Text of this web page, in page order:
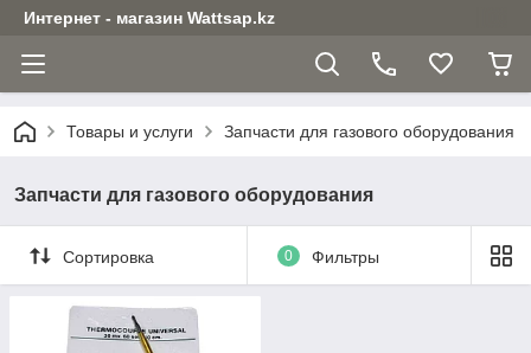
Интернет - магазин Wattsap.kz
Товары и услуги Запчасти для газового оборудования
Запчасти для газового оборудования
Сортировка 0 Фильтры